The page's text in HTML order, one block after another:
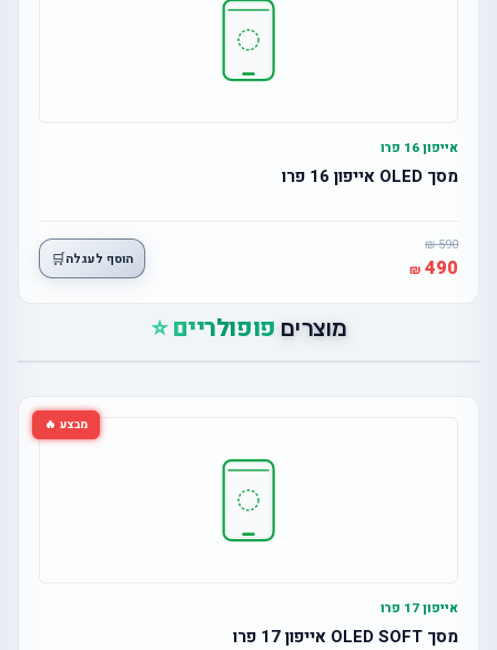
אייפון 16 פרו
מסך OLED אייפון 16 פרו
590
490 הוסף לעגלה🛒
מוצרים פופולריים ⭐
מבצע 🔥
אייפון 17 פרו
מסך OLED SOFT אייפון 17 פרו